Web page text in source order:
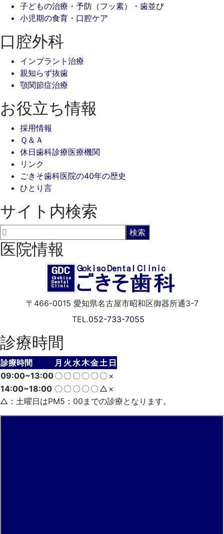
子どもの治療・予防（フッ素）・歯並び
小児期の食育・口腔ケア
口腔外科
インプラント治療
親知らず抜歯
顎関節症治療
お役立ち情報
採用情報
Ｑ＆Ａ
休日歯科診療医療機関
リンク
ごきそ歯科医院の40年の歴史
ひとり言
サイト内検索
医院情報
〒466-0015 愛知県名古屋市昭和区御器所通3-7
TEL.052-733-7055
診療時間
診療時間 月 火水木金土 日
09:00~13:00〇 〇 〇 〇 〇 〇 ×
14:00~18:00 〇 〇 〇 〇 〇 △ ×
△：土曜日はPM5：00までの診療となります。